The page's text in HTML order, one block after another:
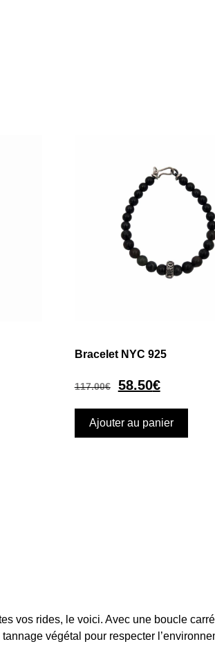
Bracelet NYC 925
117.00€ 58.50€
Ajouter au panier
vos rides, le voici. Avec une boucle
végétal pour respecter